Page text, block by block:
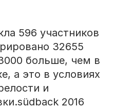
596 участников
32655
больше, чем в
а это в условиях
и
2016